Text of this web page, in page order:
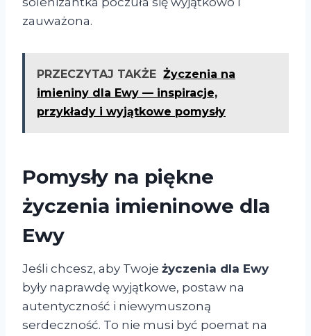
zauważona.
PRZECZYTAJ TAKŻE Życzenia na
imieniny dla Ewy — inspiracje,
przykłady i wyjątkowe pomysły
Pomysły na piękne
życzenia imieninowe dla
Ewy
Jeśli chcesz, aby Twoje życzenia dla Ewy
były naprawdę wyjątkowe, postaw na
autentyczność i niewymuszoną
serdeczność. To nie musi być poemat na